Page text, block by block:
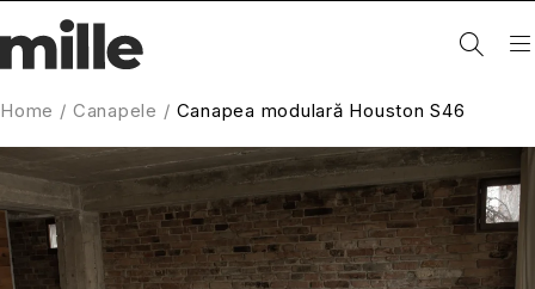
Home / Canapele / Canapea modulară Houston S46